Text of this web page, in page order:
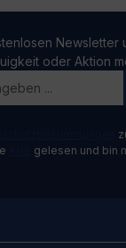
Newsletter
oder Aktion
gelesen und bin